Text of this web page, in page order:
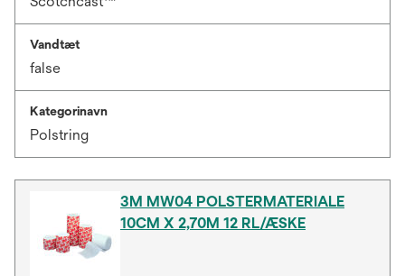
Vandtæt
false
Kategorinavn
Polstring
3M MW04 POLSTERMATERIALE
10CM X 2,70M 12 RL/ÆSKE